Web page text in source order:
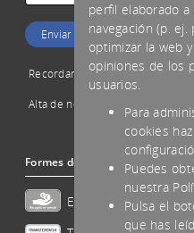
Recordar password
Alta de nou client
Formes de pagament acceptades
Efectivo
perfil elaborado
navegación (p. ej.
optimizar la web
opiniones de los
usuarios.
Para
cookies
Puedes
nuestra
Pulsa el
que has